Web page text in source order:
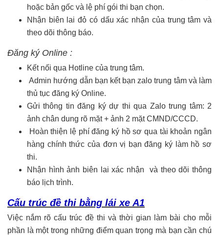
hoặc bản gốc và lệ phí gói thi bạn chọn.
Nhận biên lai đỏ có dấu xác nhận của trung tâm và
theo dõi thông báo.
Đăng ký Online :
Kết nối qua Hotline của trung tâm.
Admin hướng dẫn bạn kết bạn zalo trung tâm và làm
thủ tục đăng ký Online.
Gửi thông tin đăng ký dự thi qua Zalo trung tâm: 2
ảnh chân dung rõ mặt + ảnh 2 mặt CMND/CCCD.
Hoàn thiện lệ phí đăng ký hồ sơ qua tài khoản ngân
hàng chính thức của đơn vị bạn đăng ký làm hồ sơ
thi.
Nhận hình ảnh biên lai xác nhận và theo dõi thông
báo lịch trình.
Cấu trúc đề thi bằng lái xe A1
Việc nắm rõ cấu trúc đề thi và thời gian làm bài cho mỗi
phần là một trong những điểm quan trọng mà bạn cần chú